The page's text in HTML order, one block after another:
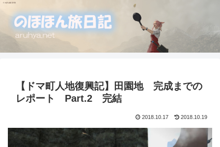
【ドマ町人地復興記】田園地 完成までの
レポート Part.2 完結
2018.10.17 2018.10.19